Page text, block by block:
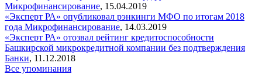
Микрофинансирование, 15.04.2019
«Эксперт РА» опубликовал рэнкинги МФО по итогам 2018
года Микрофинансирование, 14.03.2019
«Эксперт РА» отозвал рейтинг кредитоспособности
Башкирской микрокредитной компании без подтверждения
Банки, 11.12.2018
Все упоминания